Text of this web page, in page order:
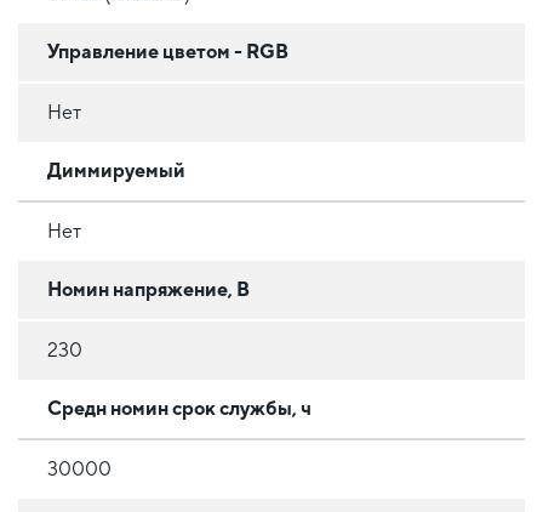
Управление цветом - RGB
Нет
Диммируемый
Нет
Номин напряжение, В
230
Средн номин срок службы, ч
30000